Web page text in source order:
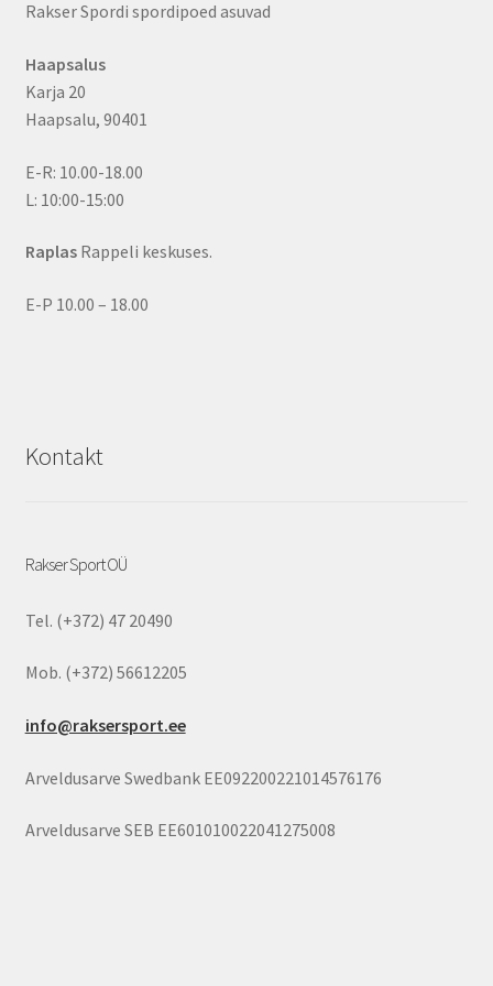
Rakser Spordi spordipoed asuvad
Haapsalus
Karja 20
Haapsalu, 90401
E-R: 10.00-18.00
L: 10:00-15:00
RaplasRappeli keskuses.
E-P 10.00 – 18.00
Kontakt
Rakser Sport OÜ
Tel. (+372) 47 20490
Mob. (+372) 56612205
info@raksersport.ee
Arveldusarve Swedbank EE092200221014576176
Arveldusarve SEB EE601010022041275008